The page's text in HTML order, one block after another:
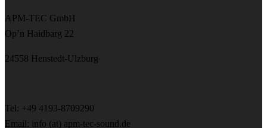
APM-TEC GmbH
Op’n Haidbarg 22
24558 Henstedt-Ulzburg
Tel: +49 4193-8709290
Email: info (at) apm-tec-sound.de